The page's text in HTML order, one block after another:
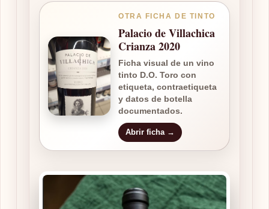
OTRA FICHA DE TINTO
Palacio de Villachica
Crianza 2020
Ficha visual de un vino
tinto D.O. Toro con
etiqueta, contraetiqueta
y datos de botella
documentados.
Abrir ficha →